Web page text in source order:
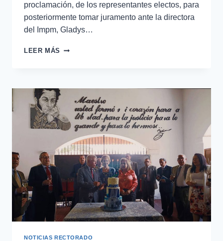
proclamación, de los representantes electos, para
posteriormente tomar juramento ante la directora
del Impm, Gladys…
LEER MÁS
NOTICIAS RECTORADO